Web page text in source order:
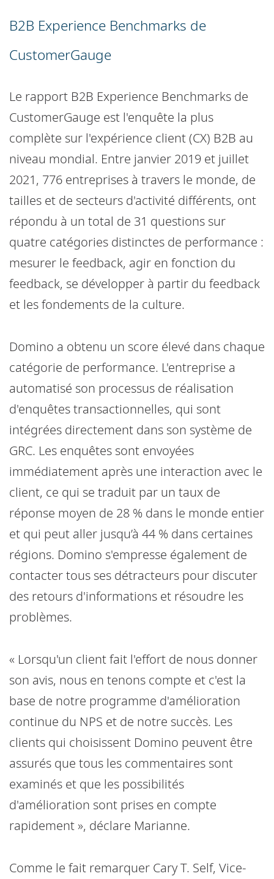
B2B Experience Benchmarks de
CustomerGauge
Le rapport B2B Experience Benchmarks de
CustomerGauge est l'enquête la plus
complète sur l'expérience client (CX) B2B au
niveau mondial. Entre janvier 2019 et juillet
2021, 776 entreprises à travers le monde, de
tailles et de secteurs d'activité différents, ont
répondu à un total de 31 questions sur
quatre catégories distinctes de performance :
mesurer le feedback, agir en fonction du
feedback, se développer à partir du feedback
et les fondements de la culture.
Domino a obtenu un score élevé dans chaque
catégorie de performance. L'entreprise a
automatisé son processus de réalisation
d'enquêtes transactionnelles, qui sont
intégrées directement dans son système de
GRC. Les enquêtes sont envoyées
immédiatement après une interaction avec le
client, ce qui se traduit par un taux de
réponse moyen de 28 % dans le monde entier
et qui peut aller jusqu’à 44 % dans certaines
régions. Domino s'empresse également de
contacter tous ses détracteurs pour discuter
des retours d'informations et résoudre les
problèmes.
« Lorsqu'un client fait l'effort de nous donner
son avis, nous en tenons compte et c'est la
base de notre programme d'amélioration
continue du NPS et de notre succès. Les
clients qui choisissent Domino peuvent être
assurés que tous les commentaires sont
examinés et que les possibilités
d'amélioration sont prises en compte
rapidement », déclare Marianne.
Comme le fait remarquer Cary T. Self, Vice-